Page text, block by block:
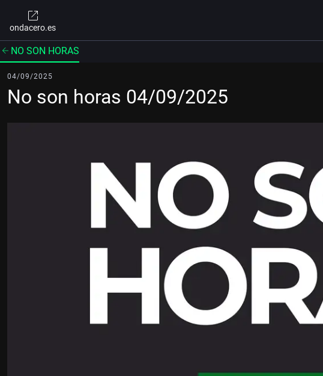
ondacero.es
NO SON HORAS
04/09/2025
No son horas 04/09/2025